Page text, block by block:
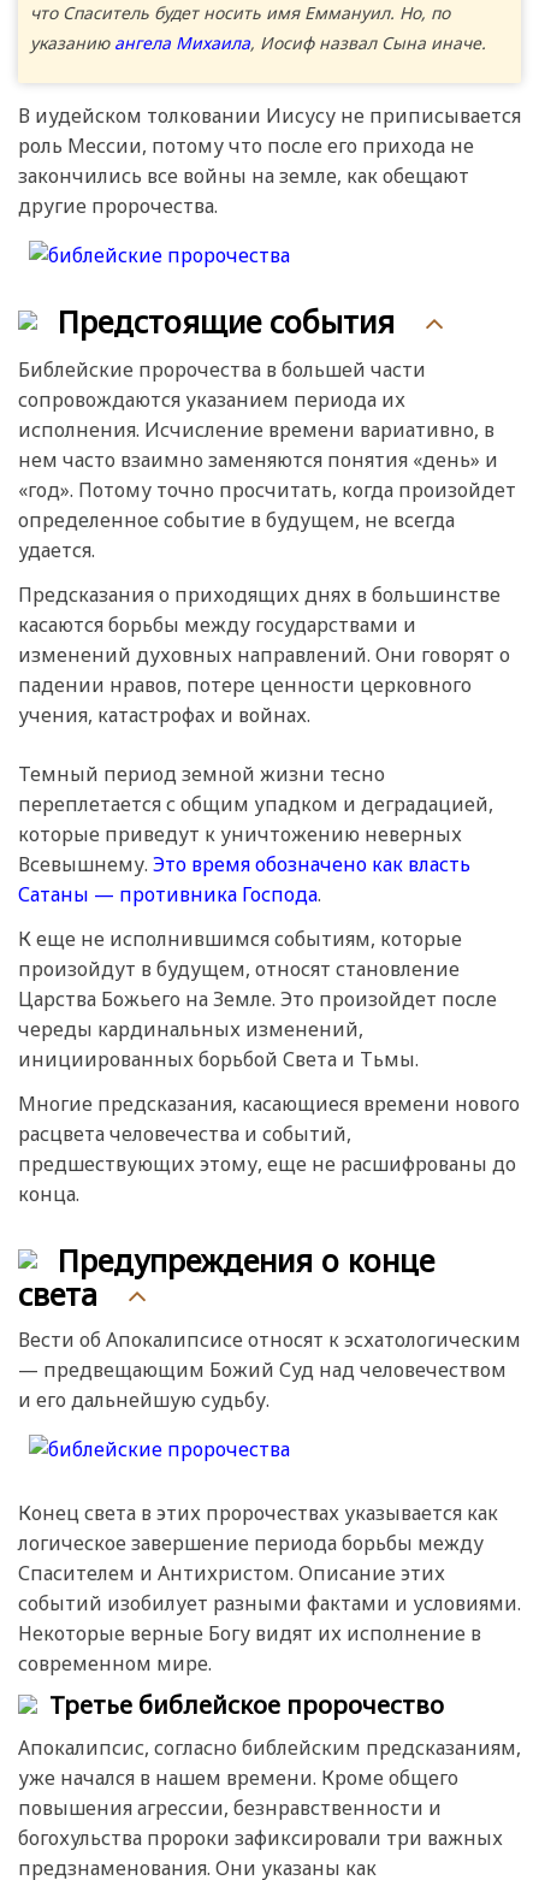
что Спаситель будет носить имя Еммануил. Но, по
указанию ангела Михаила, Иосиф назвал Сына иначе.
В иудейском толковании Иисусу не приписывается
роль Мессии, потому что после его прихода не
закончились все войны на земле, как обещают
другие пророчества.
Предстоящие события
Библейские пророчества в большей части
сопровождаются указанием периода их
исполнения. Исчисление времени вариативно, в
нем часто взаимно заменяются понятия «день» и
«год». Потому точно просчитать, когда произойдет
определенное событие в будущем, не всегда
удается.
Предсказания о приходящих днях в большинстве
касаются борьбы между государствами и
изменений духовных направлений. Они говорят о
падении нравов, потере ценности церковного
учения, катастрофах и войнах.
Темный период земной жизни тесно
переплетается с общим упадком и деградацией,
которые приведут к уничтожению неверных
Всевышнему. Это время обозначено как власть
Сатаны — противника Господа.
К еще не исполнившимся событиям, которые
произойдут в будущем, относят становление
Царства Божьего на Земле. Это произойдет после
череды кардинальных изменений,
инициированных борьбой Света и Тьмы.
Многие предсказания, касающиеся времени нового
расцвета человечества и событий,
предшествующих этому, еще не расшифрованы до
конца.
Предупреждения о конце
света
Вести об Апокалипсисе относят к эсхатологическим
— предвещающим Божий Суд над человечеством
и его дальнейшую судьбу.
Конец света в этих пророчествах указывается как
логическое завершение периода борьбы между
Спасителем и Антихристом. Описание этих
событий изобилует разными фактами и условиями.
Некоторые верные Богу видят их исполнение в
современном мире.
Третье библейское пророчество
Апокалипсис, согласно библейским предсказаниям,
уже начался в нашем времени. Кроме общего
повышения агрессии, безнравственности и
богохульства пророки зафиксировали три важных
предзнаменования. Они указаны как